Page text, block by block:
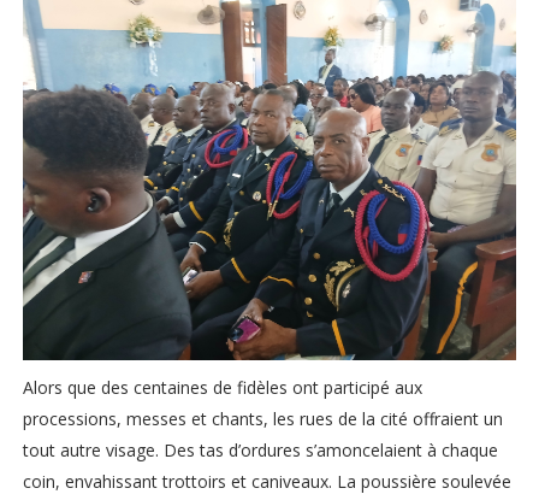
Alors que des centaines de fidèles ont participé aux
processions, messes et chants, les rues de la cité offraient un
tout autre visage. Des tas d’ordures s’amoncelaient à chaque
coin, envahissant trottoirs et caniveaux. La poussière soulevée